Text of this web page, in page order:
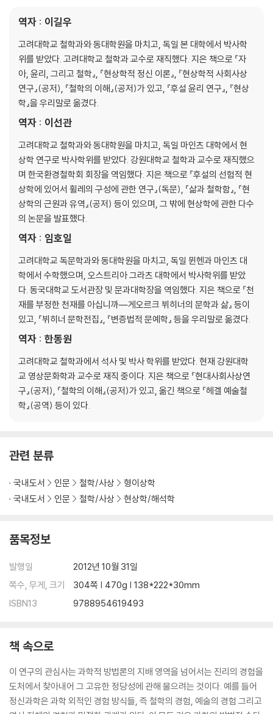
역자 : 이길우
고려대학교 철학과와 동대학원을 마치고, 독일 본 대학에서 박사학
위를 받았다. 고려대학교 철학과 교수로 재직했다. 지은 책으로 『자
아, 윤리, 그리고 철학』, 『현상학적 정신 이론』, 『현상학적 사회사상
연구』(공저), 『철학의 이해』(공저)가 있고, 『후설 윤리 연구』, 『현상
학』을 우리말로 옮겼다.
역자 : 이선관
고려대학교 철학과와 동대학원을 마치고, 독일 마인츠 대학에서 현
상학 연구로 박사학위를 받았다. 강원대학교 철학과 교수로 재직했으
며 한국환경철학회 회장을 역임했다. 지은 책으로 『후설의 선험적 현
상학에 있어서 휠레의 구성에 관한 연구』(독문), 『삶과 철학함』, 『현
상학의 근원과 유역』(공저) 등이 있으며, 그 밖에 현상학에 관한 다수
의 논문을 발표했다.
역자 : 임호일
고려대학교 독문학과와 동대학원을 마치고, 독일 뮌헨과 마인츠 대
학에서 수학했으며, 오스트리아 그라츠 대학에서 박사학위를 받았
다. 동국대학교 도서관장 및 문과대학장을 역임했다. 지은 책으로 『천
재를 부정한 천재를 아십니까―게오르크 뷔히너의 문학과 삶』 등이
있고, 『뷔히너 문학전집』, 『변증법적 문예학』 등을 우리말로 옮겼다.
역자 : 한동원
고려대학교 철학과에서 석사 및 박사 학위를 받았다. 현재 강원대학
교 영상문화학과 교수로 재직 중이다. 지은 책으로 『현대사회사상연
구』(공저), 『철학의 이해』(공저)가 있고, 옮긴 책으로 『헤겔 예술철
학』(공역) 등이 있다.
관련 분류
국내도서 인문 철학/사상
형이상학
국내도서
인문 철학/사상 현상학/해석학
품목정보
발행일
2012년 10월 31일
쪽수, 무게, 크기
304쪽 | 470g | 138*222*30mm
ISBN13
9788954619493
책 속으로
이 연구의 관심사는 과학적 방법론의 지배 영역을 넘어서는 진리의 경험을
도처에서 찾아내어 그 고유한 정당성에 관해 물으려는 것이다. 예를 들어
정신과학은 과학 외적인 경험 방식들, 즉 철학의 경험, 예술의 경험 그리고